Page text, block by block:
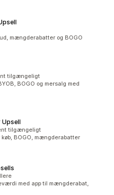
mængderabatter og BOGO
tilgængeligt
BOGO og mersalg med
Upsell
tilgængeligt
BOGO, mængderabatter
med app til mængderabat,